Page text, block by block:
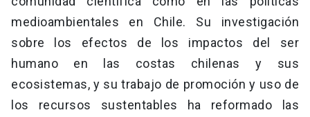
medioambientales en Chile. Su investigación
sobre los efectos de los impactos del ser
humano en las costas chilenas y sus
ecosistemas, y su trabajo de promoción y uso de
los recursos sustentables ha reformado las